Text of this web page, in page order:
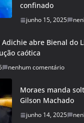
confinado
junho 15, 2025
abre Bienal do
caótica
nenhum comentário
Moraes manda
Gilson Machado
junho 14, 2025